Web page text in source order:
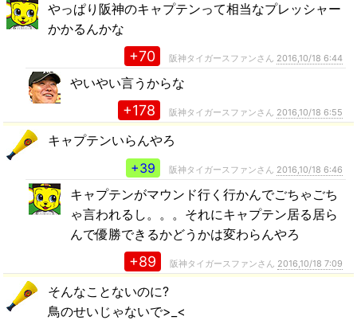
やっぱり阪神のキャプテンって相当なプレッシャー
かかるんかな
+70 阪神タイガースファンさん 2016,10/18 6:44
やいやい言うからな
+178 阪神タイガースファンさん 2016,10/18 6:55
キャプテンいらんやろ
+39
阪神タイガースファンさん 2016,10/18 6:46
キャプテンがマウンド行く行かんでごちゃごち
ゃ言われるし。。。それにキャプテン居る居ら
んで優勝できるかどうかは変わらんやろ
+89 阪神タイガースファンさん 2016,10/18 7:09
そんなことないのに?
鳥のせいじゃないで>_<